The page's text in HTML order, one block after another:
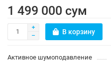
1 499 000 сум
В корзину
Активное шумоподавление